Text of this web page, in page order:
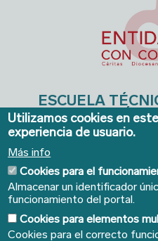
ESCUELA
INGENIERÍA
Avda. de la Reina Mercedes,
Utilizamos cookies en
experiencia de usuario.
Más info
Cookies para el
Almacenar un identificador
funcionamiento del portal.
Cookies para elementos
Cookies para el correcto